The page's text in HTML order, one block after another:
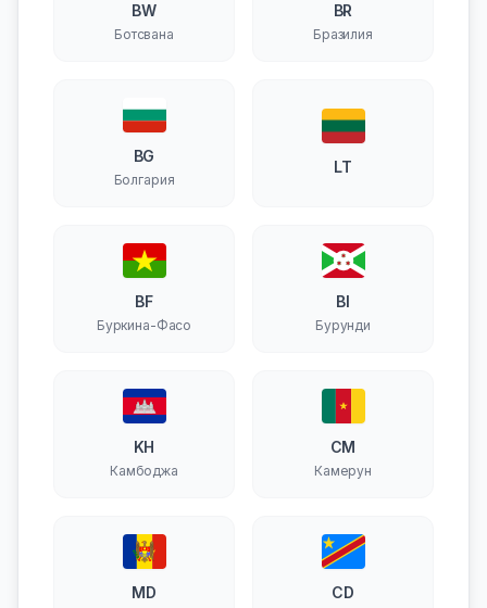
BW
Ботсвана
BR
Бразилия
BG
Болгария
LT
BF
Буркина-Фасо
BI
Бурунди
KH
Камбоджа
CM
Камерун
MD CD